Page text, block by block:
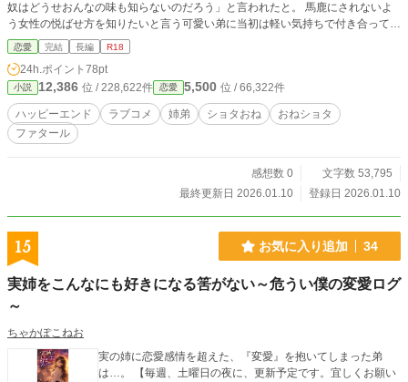
奴はどうせおんなの味も知らないのだろう」と言われたと。 馬鹿にされないよ
う女性の悦ばせ方を知りたいと言う可愛い弟に当初は軽い気持ちで付き合ってい
たが、次第に要求はエスカレートしてゆき…… 主人公が気持ちいいこと大好き
なお気楽脳なので暗い展開にはなりませんが、一部無理矢理描写を含みます。
基本的にエロメインのコメディです。
恋愛 完結 長編 R18
24h.ポイント 78pt
小説 12,386 位 / 228,622件 恋愛 5,500 位 / 66,322件
ハッピーエンド ラブコメ 姉弟 ショタおね
おねショタ
ファタール
感想数 0
文字数 53,795
最終更新日 2026.01.10
登録日 2026.01.10
15 お気に入り追加 34
実姉をこんなにも好きになる筈がない～危うい僕の変愛ログ
～
ちゃかぽこねお
実の姉に恋愛感情を超えた、『変愛』を抱いてしまった弟
は…。 【毎週、土曜日の夜に、更新予定です。宜しくお願い